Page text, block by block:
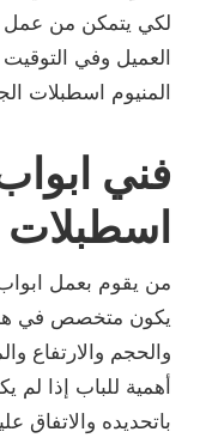
لكي يتمكن من عمل
العميل وفي
المنيوم اسطبلات
فني
اسطبلات
من يقوم بعمل
يكون متخصص في هذ
والحجم والارتفاع
أهمية للباب إذا
باتحديده والاتفاق